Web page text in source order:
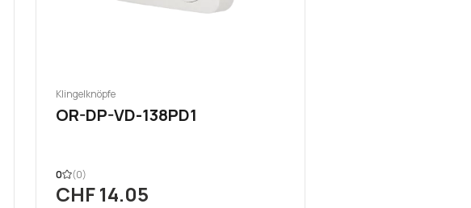
Klingelknöpfe
OR-DP-VD-138PD1
0 (0)
CHF 14.05